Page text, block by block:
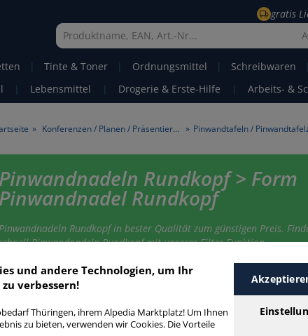
gratis
| Tinte & Toner | Ordnungsmittel | Schreibwaren |
| Lebensmittel | Drogerie & Erste-Hilfe | Arbeits- &
» Konferenzen / Planen / Präsentieren »
Pinwandnadeln Rundkopf > Form
Pinwandnadel Rundkopf
Pinwandnadeln Rundkopf in bester Qualität zum günstigen Preis.
Pinwandnadeln Rundkopf mit unserer Filter-Funktion.
Rundkopf
und andere Technologien, um Ihr
verbessern!
Thüringen, ihrem Alpedia Marktplatz! Um Ihnen
zu bieten, verwenden wir Cookies. Die Vorteile